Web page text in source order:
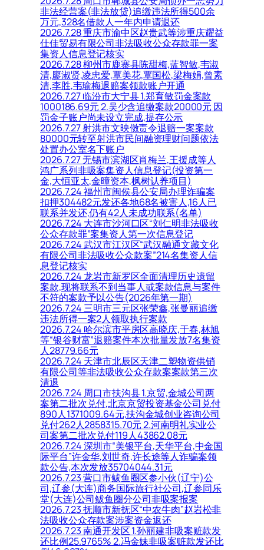
非法经营案(非法放贷)追缴违法所得500余
万元,328名借款人一年内申请退还
2026.7.28 重庆市渝中区赵贵武等涉重庆耀益
仕佳贸易有限公司非法吸收公众存款罪一案
集资人信息登记核实
2026.7.28 柳州市鹿寨县陈甜梅,蓝智敏,韦淑
清,廖淑贤,凌忠爱,覃美花,覃国松,梁梅娟,曾素
清,李胜,韦瑜梅退赔案领款账户开通
2026.7.27 临汾市大宁县 1.郑育敏罚金案款
1000186.69元 2.吴少含追缴案款20000元 因
罚金子账户尚未设立完成,提存公示
2026.7.27 射洪市文映傚责令退赔一案案款
80000元转至射洪市民间融资理财问题依法
处置办公室名下账户
2026.7.27 无锡市滨湖区肖梅兰,王援成等人
鸿广系列非吸案集资人信息登记(投资第一
金,大恒亚太,金曈资本,枫树认养项目)
2026.7.24 福州市闽侯县公安局办理诈骗案
扣押304482元发还各地68名被害人,16人已
联系并发还,仍有42人未成功联系(名单)
2026.7.24 大连市沙河口区“刘仁明非法吸收
公众存款罪”案集资人第一次信息登记
2026.7.24 武汉市江汉区“武汉融通文藏文化
有限公司非法吸收公众款案”214名集资人信
息登记核实
2026.7.24 龙岩市新罗区全面清理历史遗留
案款,现将联系不到当事人或案款信息与案件
不符的案款予以公告(2026年第一期)
2026.7.24 三明市三元区张荣鑫,张曼丽追缴
违法所得一案2人领取执行案款
2026.7.24 哈尔滨市平房区高晓庆,于春,林旭
等“银谷财富”退赔案件本次批量发放7名集资
人28779.66元
2026.7.24 天津市北辰区天津二塑物资供销
有限公司等非法吸收公众存款案案款第三次
清退
2026.7.24 周口市扶沟县 1.京贸,金城公司两
案第二批次兑付,北京京贸投资基金公司兑付
890人1371009.64元,扶沟金城创业咨询公司
兑付262人2858315.70元 2.河南明礼实业公
司案第二批次兑付119人43862.08元
2026.7.24 深圳市“美银平台,天华平台,中金国
际平台”许金华,刘世奇,许长途等人诈骗案领
款公告,本次发放35704044.31元
2026.7.23 营口市鲅鱼圈区参小伙(辽宁)公
司,辽参(大连)商务国际旅行社公司,辽参同乐
堂(大连)公司鲅鱼圈分公司非吸案报案
2026.7.23 抚顺市新抚区“中农牛肉”赵岩松非
法吸收公众存款案涉案资金返还
2026.7.23 南通开发区 1.孙丽建非吸案赃款发
还比例25.9765% 2.冯金妹非吸案赃款发还比